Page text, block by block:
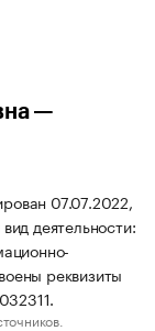
—
07.07.2022,
деятельности:
реквизиты